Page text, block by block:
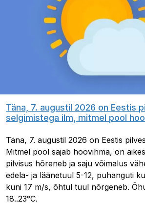
Täna, 7. augustil 2026 on Eestis
selgimistega ilm, mitmel pool
Täna, 7. augustil 2026 on Eestis
Mitmel pool sajab hoovihma, on
pilvisus hõreneb ja saju võimalus
edela- ja läänetuul 5-12, puhanguti
kuni 17 m/s, õhtul tuul nõrgeneb.
18..23°C.